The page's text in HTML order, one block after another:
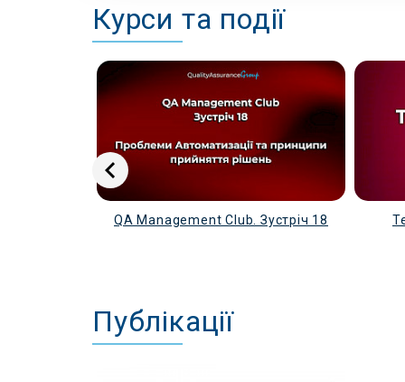
Курси та події
QA Management Club. Зустріч 18
Публікації